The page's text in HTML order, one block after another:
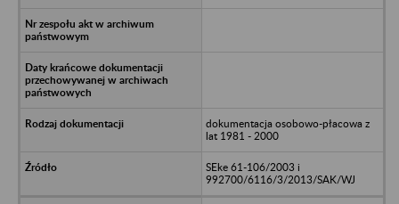
dokumentacja osobowo-płacowa z
lat 1981 - 2000
SEke 61-106/2003 i
992700/6116/3/2013/SAK/WJ